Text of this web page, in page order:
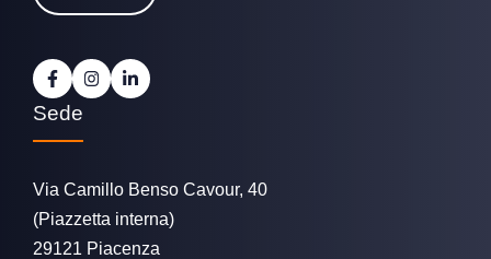
Sede
Via Camillo Benso Cavour, 40
(Piazzetta interna)
29121 Piacenza